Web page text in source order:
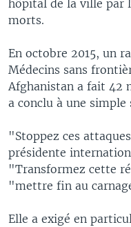
hôpital de la ville par
morts.
En octobre 2015, un
Médecins sans
Afghanistan a fait 42
a conclu à une
"Stoppez ces
présidente
"Transformez cette
"mettre fin au
Elle a exigé en